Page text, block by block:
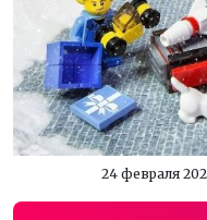
24 февраля